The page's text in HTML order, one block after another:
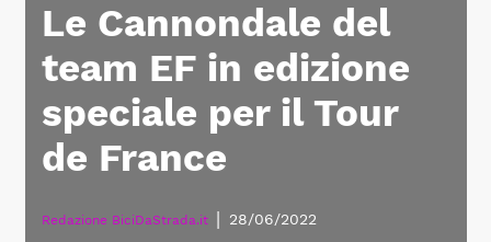
Le Cannondale del
team EF in edizione
speciale per il Tour
de France
Redazione BiciDaStrada.it 28/06/2022